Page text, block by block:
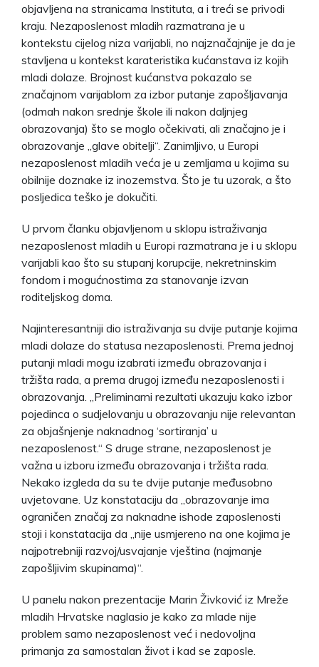
objavljena na stranicama Instituta, a i treći se privodi
kraju. Nezaposlenost mladih razmatrana je u
kontekstu cijelog niza varijabli, no najznačajnije je da je
stavljena u kontekst karateristika kućanstava iz kojih
mladi dolaze. Brojnost kućanstva pokazalo se
značajnom varijablom za izbor putanje zapošljavanja
(odmah nakon srednje škole ili nakon daljnjeg
obrazovanja) što se moglo očekivati, ali značajno je i
obrazovanje „glave obitelji“. Zanimljivo, u Europi
nezaposlenost mladih veća je u zemljama u kojima su
obilnije doznake iz inozemstva. Što je tu uzorak, a što
posljedica teško je dokučiti.
U prvom članku objavljenom u sklopu istraživanja
nezaposlenost mladih u Europi razmatrana je i u sklopu
varijabli kao što su stupanj korupcije, nekretninskim
fondom i mogućnostima za stanovanje izvan
roditeljskog doma.
Najinteresantniji dio istraživanja su dvije putanje kojima
mladi dolaze do statusa nezaposlenosti. Prema jednoj
putanji mladi mogu izabrati između obrazovanja i
tržišta rada, a prema drugoj između nezaposlenosti i
obrazovanja. „Preliminarni rezultati ukazuju kako izbor
pojedinca o sudjelovanju u obrazovanju nije relevantan
za objašnjenje naknadnog ‘sortiranja’ u
nezaposlenost.“ S druge strane, nezaposlenost je
važna u izboru između obrazovanja i tržišta rada.
Nekako izgleda da su te dvije putanje međusobno
uvjetovane. Uz konstataciju da „obrazovanje ima
ograničen značaj za naknadne ishode zaposlenosti
stoji i konstatacija da „nije usmjereno na one kojima je
najpotrebniji razvoj/usvajanje vještina (najmanje
zapošljivim skupinama)“.
U panelu nakon prezentacije Marin Živković iz Mreže
mladih Hrvatske naglasio je kako za mlade nije
problem samo nezaposlenost već i nedovoljna
primanja za samostalan život i kad se zaposle.